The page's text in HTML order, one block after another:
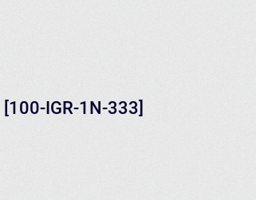
[100-IGR-1N-333]